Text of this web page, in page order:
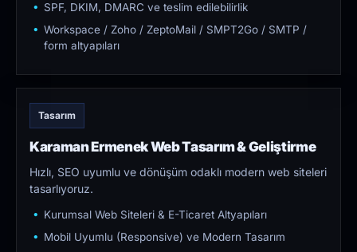
SPF, DKIM, DMARC ve teslim edilebilirlik
Workspace / Zoho / ZeptoMail / SMPT2Go / SMTP /
form altyapıları
Tasarım
Karaman Ermenek Web Tasarım & Geliştirme
Hızlı, SEO uyumlu ve dönüşüm odaklı modern web siteleri
tasarlıyoruz.
Kurumsal Web Siteleri & E-Ticaret Altyapıları
Mobil Uyumlu (Responsive) ve Modern Tasarım